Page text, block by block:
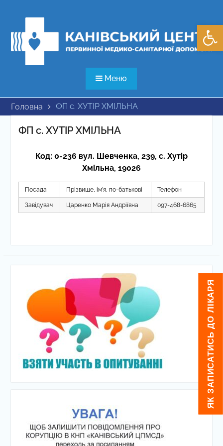
Меню
Головна ФП с. ХУТІР ХМІЛЬНА
ФП с. ХУТІР ХМІЛЬНА
Код: 0-236 вул. Шевченка, 239, с. Хутір
Хмільна, 19026
Посада Прізвище, ім’я, по-батькові Телефон
Завідувач Царенко Марія Андріївна 097-468-6865
ЯК ЗАПИСАТИСЬ ДО ЛІКАРЯ